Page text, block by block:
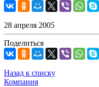
28 апреля 2005
Поделиться
Назад к списку
Компания